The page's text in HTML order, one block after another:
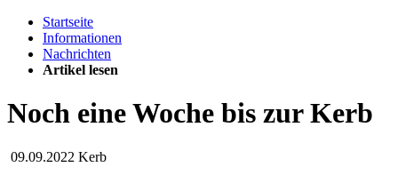
Startseite
Informationen
Nachrichten
Artikel lesen
Noch eine Woche bis zur Kerb
09.09.2022 Kerb